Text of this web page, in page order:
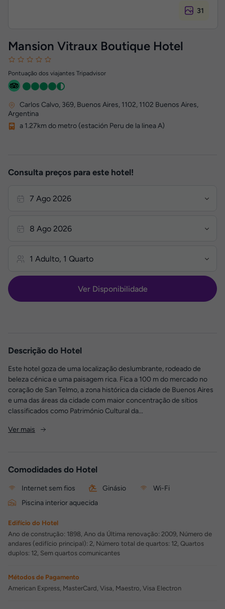
31
Mansion Vitraux Boutique Hotel
Pontuação dos viajantes Tripadvisor
Carlos Calvo, 369, Buenos Aires, 1102, 1102 Buenos Aires,
Argentina
a 1.27km do metro (estación Peru de la linea A)
Consulta preços para este hotel!
Ver Disponibilidade
Descrição do Hotel
Este hotel goza de uma localização deslumbrante, rodeado de
beleza cénica e uma paisagem rica. Fica a 100 m do mercado no
coração de San Telmo, a zona histórica da cidade de Buenos Aires
e uma das áreas da cidade com maior concentração de sítios
classificados como Património Cultural da...
Ver mais
Comodidades do Hotel
Internet sem fios Ginásio
Wi-Fi
Piscina interior aquecida
Edifício do Hotel
Ano de construção: 1898, Ano da Última renovação: 2009, Número de
andares (edifício principal): 2, Número total de quartos: 12, Quartos
duplos: 12, Sem quartos comunicantes
Métodos de Pagamento
American Express, MasterCard, Visa, Maestro, Visa Electron